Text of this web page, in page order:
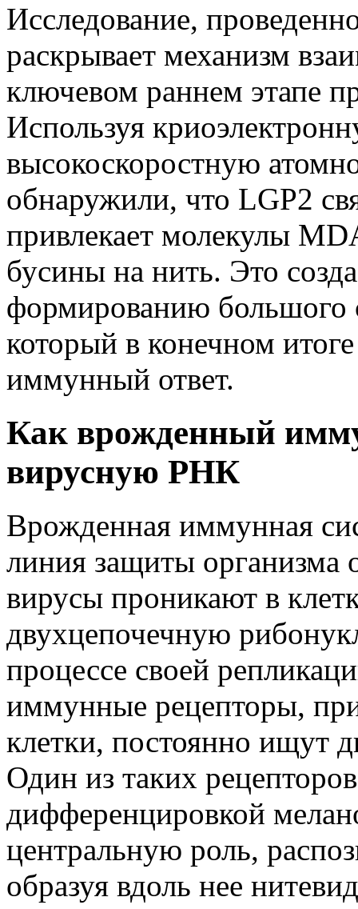
Исследование,
раскрывает механизм
ключевом раннем этапе
Используя
высокоскоростную
обнаружили, что LGP2
привлекает молекулы
бусины на нить. Это
формированию большого
который в конечном
иммунный ответ.
Как врожденный
вирусную РНК
Врожденная иммунная
линия защиты организма
вирусы проникают в
двухцепочечную
процессе своей
иммунные рецепторы,
клетки, постоянно ищут
Один из таких
дифференцировкой
центральную роль,
образуя вдоль нее